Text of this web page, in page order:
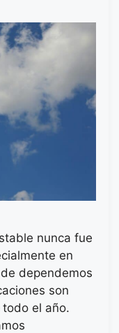
nunca fue
en
dependemos
son
el año.